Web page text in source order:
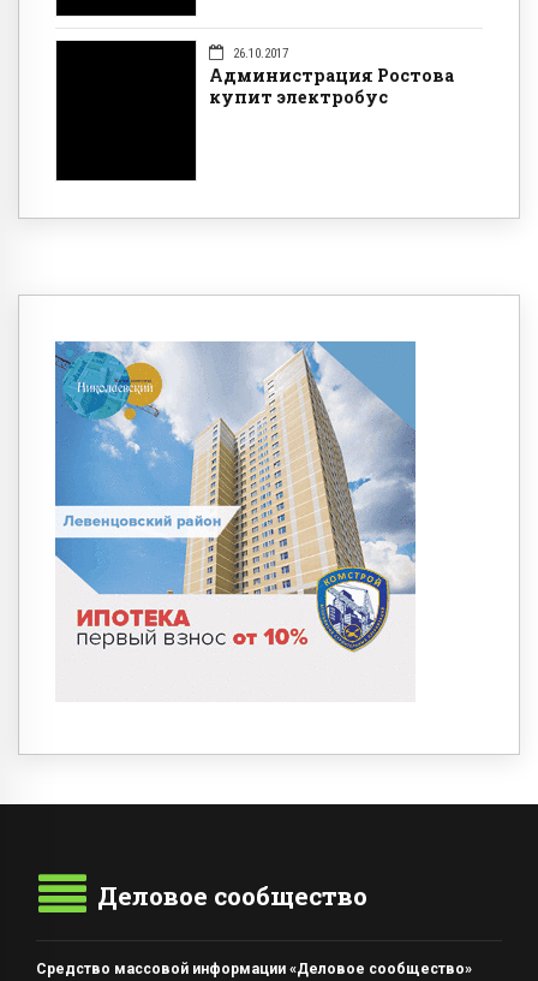
26.10.2017
Администрация Ростова
купит электробус
Деловое сообщество
Средство массовой информации «Деловое сообщество»